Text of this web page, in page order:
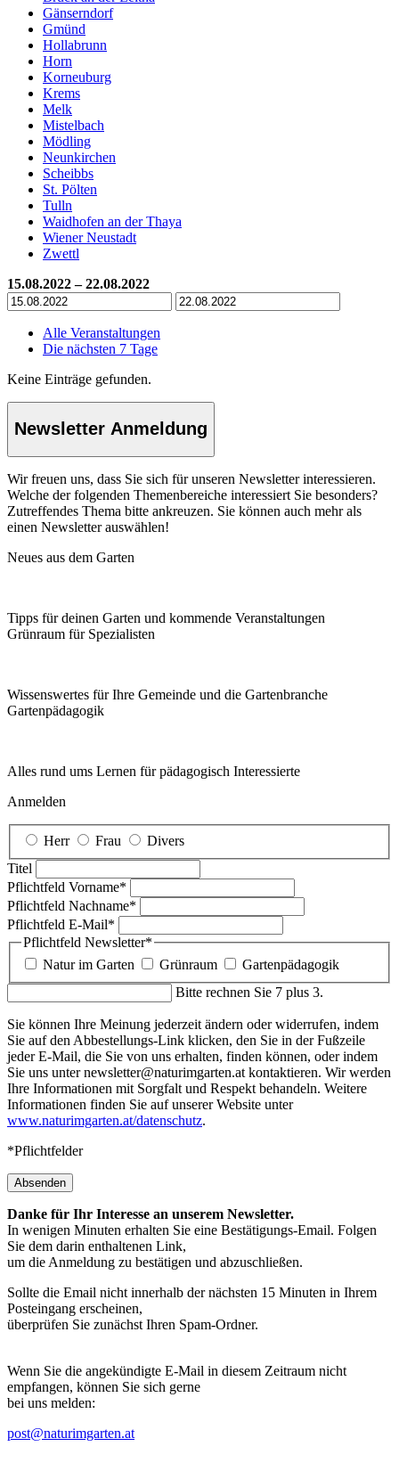
Gänserndorf
Gmünd
Hollabrunn
Horn
Korneuburg
Krems
Melk
Mistelbach
Mödling
Neunkirchen
Scheibbs
St. Pölten
Tulln
Waidhofen an der Thaya
Wiener Neustadt
Zwettl
15.08.2022 – 22.08.2022
Alle Veranstaltungen
Die nächsten 7 Tage
Keine Einträge gefunden.
Newsletter Anmeldung
Wir freuen uns, dass Sie sich für unseren Newsletter interessieren.
Welche der folgenden Themenbereiche interessiert Sie besonders?
Zutreffendes Thema bitte ankreuzen. Sie können auch mehr als
einen Newsletter auswählen!
Neues aus dem Garten
Tipps für deinen Garten und kommende Veranstaltungen
Grünraum für Spezialisten
Wissenswertes für Ihre Gemeinde und die Gartenbranche
Garten­pädagogik
Alles rund ums Lernen für pädagogisch Interessierte
Anmelden
Herr Frau
Divers
Titel
Pflichtfeld Vorname*
Pflichtfeld Nachname*
Pflichtfeld E-Mail*
Pflichtfeld Newsletter*
Natur im Garten
Grünraum
Gartenpädagogik
Bitte rechnen Sie 7 plus 3.
Sie können Ihre Meinung jederzeit ändern oder widerrufen, indem
Sie auf den Abbestellungs-Link klicken, den Sie in der Fußzeile
jeder E-Mail, die Sie von uns erhalten, finden können, oder indem
Sie uns unter newsletter@naturimgarten.at kontaktieren. Wir werden
Ihre Informationen mit Sorgfalt und Respekt behandeln. Weitere
Informationen finden Sie auf unserer Website unter
www.naturimgarten.at/datenschutz.
*Pflichtfelder
Absenden
Danke für Ihr Interesse an unserem Newsletter.
In wenigen Minuten erhalten Sie eine Bestätigungs-Email. Folgen
Sie dem darin enthaltenen Link,
um die Anmeldung zu bestätigen und abzuschließen.
Sollte die Email nicht innerhalb der nächsten 15 Minuten in Ihrem
Posteingang erscheinen,
überprüfen Sie zunächst Ihren Spam-Ordner.
Wenn Sie die angekündigte E-Mail in diesem Zeitraum nicht
empfangen, können Sie sich gerne
bei uns melden:
post@naturimgarten.at